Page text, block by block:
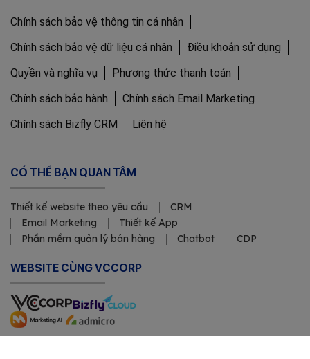
Chính sách bảo vệ thông tin cá nhân
Chính sách bảo vệ dữ liệu cá nhân
Điều khoản sử dụng
Quyền và nghĩa vụ
Phương thức thanh toán
Chính sách bảo hành
Chính sách Email Marketing
Chính sách Bizfly CRM
Liên hệ
CÓ THỂ BẠN QUAN TÂM
Thiết kế website theo yêu cầu
CRM
Email Marketing
Thiết kế App
Phần mềm quản lý bán hàng
Chatbot CDP
WEBSITE CÙNG VCCORP